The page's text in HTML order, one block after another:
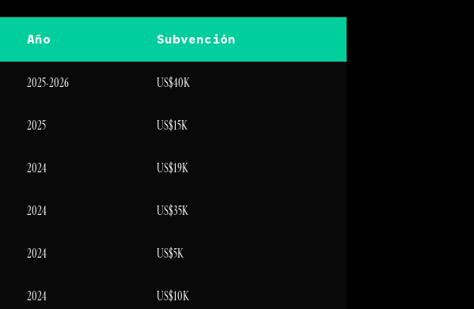
Año Subvención
2025-2026 US$40K
2025 US$15K
2024 US$19K
2024 US$35K
2024 US$5K
2024 US$10K